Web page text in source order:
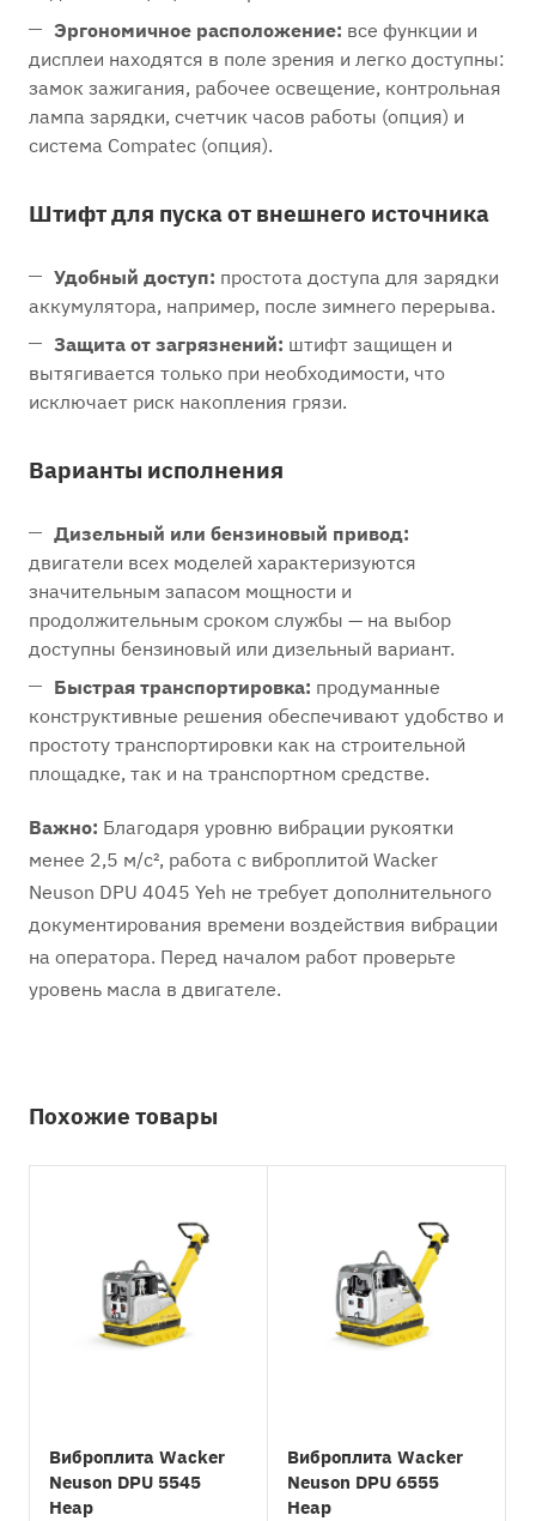
Эргономичное расположение: все функции и
дисплеи находятся в поле зрения и легко доступны:
замок зажигания, рабочее освещение, контрольная
лампа зарядки, счетчик часов работы (опция) и
система Compatec (опция).
Штифт для пуска от внешнего источника
Удобный доступ: простота доступа для зарядки
аккумулятора, например, после зимнего перерыва.
Защита от загрязнений: штифт защищен и
вытягивается только при необходимости, что
исключает риск накопления грязи.
Варианты исполнения
Дизельный или бензиновый привод:
двигатели всех моделей характеризуются
значительным запасом мощности и
продолжительным сроком службы — на выбор
доступны бензиновый или дизельный вариант.
Быстрая транспортировка: продуманные
конструктивные решения обеспечивают удобство и
простоту транспортировки как на строительной
площадке, так и на транспортном средстве.
Важно: Благодаря уровню вибрации рукоятки
менее 2,5 м/с², работа с виброплитой Wacker
Neuson DPU 4045 Yeh не требует дополнительного
документирования времени воздействия вибрации
на оператора. Перед началом работ проверьте
уровень масла в двигателе.
Похожие товары
Виброплита Wacker
Neuson DPU 5545
Heap
Виброплита Wacker
Neuson DPU 6555
Heap